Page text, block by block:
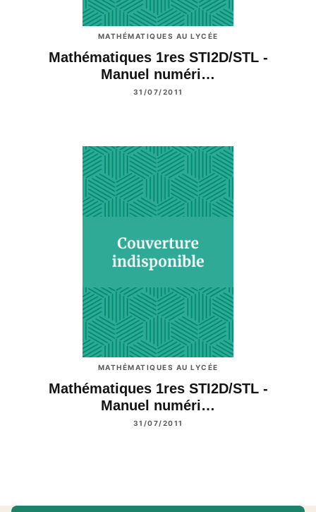
MATHÉMATIQUES AU LYCÉE
Mathématiques 1res STI2D/STL -
Manuel numéri…
31/07/2011
MATHÉMATIQUES AU LYCÉE
Mathématiques 1res STI2D/STL -
Manuel numéri…
31/07/2011